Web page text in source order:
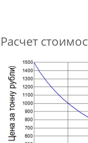
Расчет